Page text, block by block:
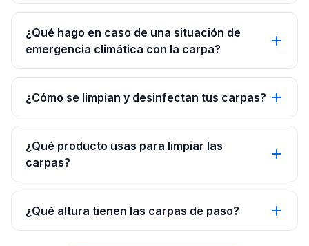
¿Qué hago en caso de una situación de
emergencia climática con la carpa?
¿Cómo se limpian y desinfectan tus carpas?
¿Qué producto usas para limpiar las
carpas?
¿Qué altura tienen las carpas de paso?